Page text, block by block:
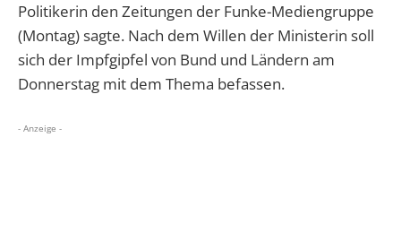
Politikerin den Zeitungen der Funke-Mediengruppe
(Montag) sagte. Nach dem Willen der Ministerin soll
sich der Impfgipfel von Bund und Ländern am
Donnerstag mit dem Thema befassen.
- Anzeige -